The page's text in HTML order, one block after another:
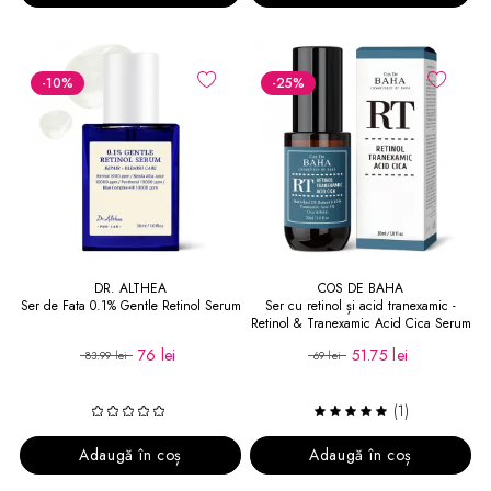
-10%
DR. ALTHEA
Ser de Fata 0.1% Gentle Retinol Serum
83.99 lei 76 lei
Adaugă în coș
-25%
COS DE BAHA
Ser cu retinol și acid tranexamic -
Retinol & Tranexamic Acid Cica Serum
69 lei 51.75 lei
(1)
Adaugă în coș